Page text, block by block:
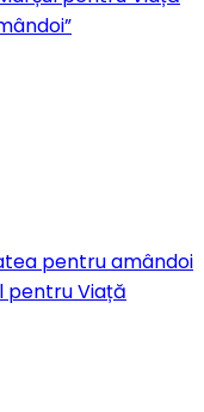
pentru amândoi
pentru Viață